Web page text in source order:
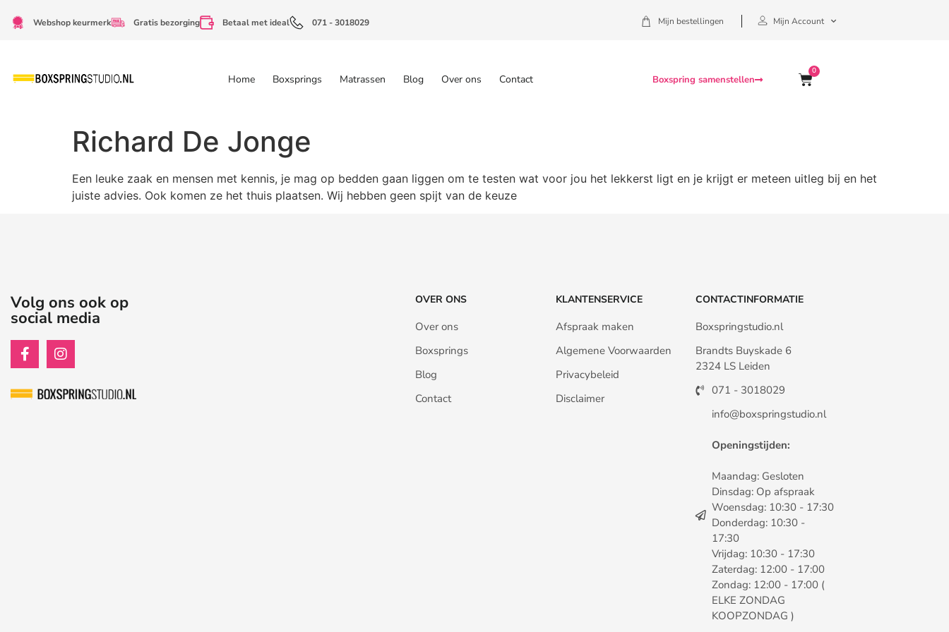
Webshop keurmerk Gratis bezorging Betaal met ideal 071 - 3018029 Mijn bestellingen Mijn Account
Home Boxsprings Matrassen Blog Over ons Contact Boxspring samenstellen
0
Richard De Jonge
Een leuke zaak en mensen met kennis, je mag op bedden gaan liggen om te testen wat voor jou het lekkerst ligt en je krijgt er meteen uitleg bij en het
juiste advies. Ook komen ze het thuis plaatsen. Wij hebben geen spijt van de keuze
Volg ons ook op
social media
OVER ONS
Over ons
Boxsprings
Blog
Contact
KLANTENSERVICE
Afspraak maken
Algemene Voorwaarden
Privacybeleid
Disclaimer
CONTACTINFORMATIE
Boxspringstudio.nl
Brandts Buyskade 6
2324 LS Leiden
071 - 3018029
info@boxspringstudio.nl
Openingstijden:
Maandag: Gesloten
Dinsdag: Op afspraak
Woensdag: 10:30 - 17:30
Donderdag: 10:30 -
17:30
Vrijdag: 10:30 - 17:30
Zaterdag: 12:00 - 17:00
Zondag: 12:00 - 17:00 (
ELKE ZONDAG
KOOPZONDAG )